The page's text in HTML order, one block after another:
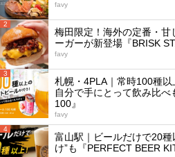
favy
2
梅田限定！海外の定番・
ーガーが新登場『BRISK
favy
3
札幌・4PLA｜常時100種以
自分で手にとって飲み比
100』
favy
4
富山駅｜ビールだけで20
け”も『PERFECT BEER